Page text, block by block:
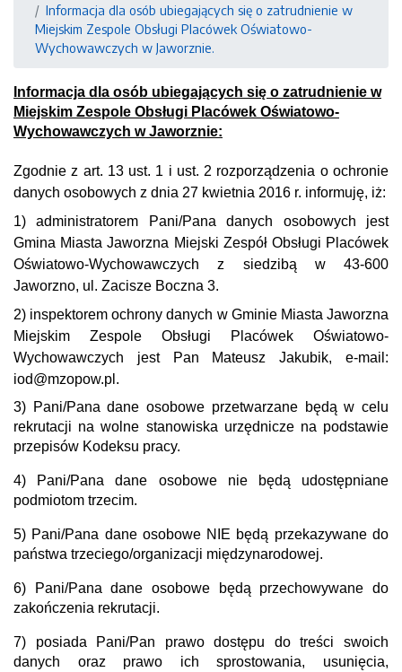
Informacja dla osób ubiegających się o zatrudnienie w
Miejskim Zespole Obsługi Placówek Oświatowo-
Wychowawczych w Jaworznie.
Informacja dla osób ubiegających się o zatrudnienie w
Miejskim Zespole Obsługi Placówek Oświatowo-
Wychowawczych w Jaworznie:
Zgodnie z art. 13 ust. 1 i ust. 2 rozporządzenia o ochronie
danych osobowych z dnia 27 kwietnia 2016 r. informuję, iż:
1) administratorem Pani/Pana danych osobowych jest
Gmina Miasta Jaworzna Miejski Zespół Obsługi Placówek
Oświatowo-Wychowawczych z siedzibą w 43-600
Jaworzno, ul. Zacisze Boczna 3.
2) inspektorem ochrony danych w Gminie Miasta Jaworzna
Miejskim Zespole Obsługi Placówek Oświatowo-
Wychowawczych jest Pan Mateusz Jakubik, e-mail:
iod@mzopow.pl.
3) Pani/Pana dane osobowe przetwarzane będą w celu
rekrutacji na wolne stanowiska urzędnicze na podstawie
przepisów Kodeksu pracy.
4) Pani/Pana dane osobowe nie będą udostępniane
podmiotom trzecim.
5) Pani/Pana dane osobowe NIE będą przekazywane do
państwa trzeciego/organizacji międzynarodowej.
6) Pani/Pana dane osobowe będą przechowywane do
zakończenia rekrutacji.
7) posiada Pani/Pan prawo dostępu do treści swoich
danych oraz prawo ich sprostowania, usunięcia,